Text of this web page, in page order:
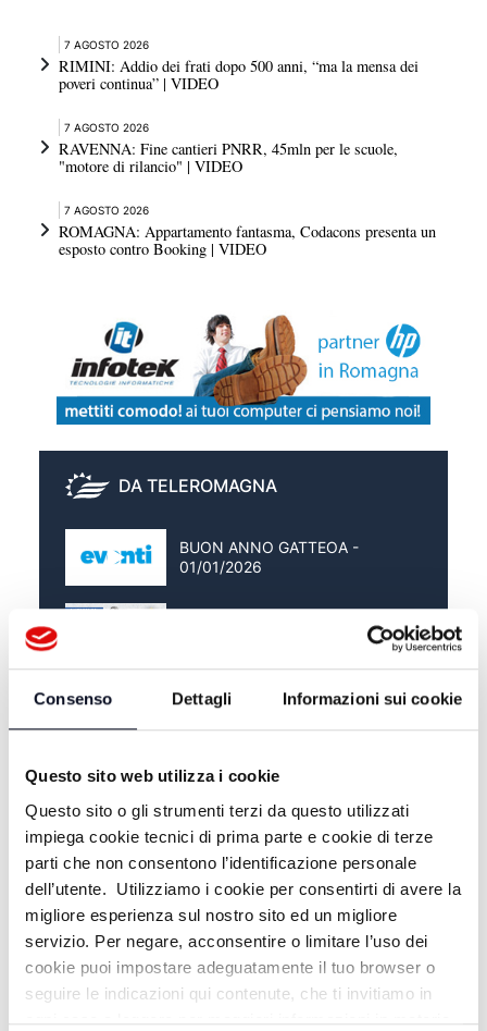
Consenso Dettagli Informazioni sui cookie
Questo sito web utilizza i cookie
Questo sito o gli strumenti terzi da questo utilizzati
impiega cookie tecnici di prima parte e cookie di terze
parti che non consentono l’identificazione personale
dell’utente. Utilizziamo i cookie per consentirti di avere la
migliore esperienza sul nostro sito ed un migliore
servizio. Per negare, acconsentire o limitare l’uso dei
cookie puoi impostare adeguatamente il tuo browser o
seguire le indicazioni qui contenute, che ti invitiamo in
ogni caso a leggere per maggiori informazioni in materia
7 AGOSTO 2026
RIMINI: Addio dei frati dopo 500 anni, “ma la mensa dei
poveri continua” | VIDEO
7 AGOSTO 2026
RAVENNA: Fine cantieri PNRR, 45mln per le scuole,
"motore di rilancio" | VIDEO
7 AGOSTO 2026
ROMAGNA: Appartamento fantasma, Codacons presenta un
esposto contro Booking | VIDEO
DA TELEROMAGNA
BUON ANNO GATTEOA -
01/01/2026
INSEDIAMENTO VESCOVO
L'ESTATE DI RAOUL 2024 -